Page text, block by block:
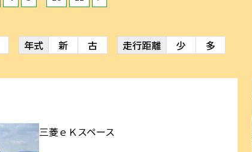
年式 新 古 走行距離 少 多
三菱ｅＫスペース